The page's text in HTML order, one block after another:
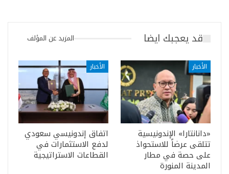
قد يعجبك ايضا المزيد عن المؤلف
الأخبار
«دانانتارا» الإندونيسية
تتلقى عرضاً للاستحواذ
على حصة في مطار
المدينة المنورة
الأخبار
اتفاق إندونيسي سعودي
لدفع الاستثمارات في
القطاعات الاستراتيجية